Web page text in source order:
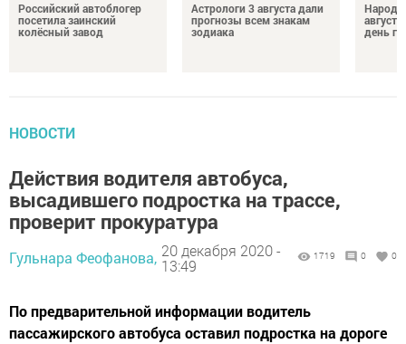
Российский автоблогер
посетила заинский
колёсный завод
Астрологи 3 августа дали
прогнозы всем знакам
зодиака
день
НОВОСТИ
Действия водителя автобуса,
высадившего подростка на трассе,
проверит прокуратура
Гульнара Феофанова, 20 декабря 2020 -
13:49
1719 0 0
По предварительной информации водитель
пассажирского автобуса оставил подростка на дороге